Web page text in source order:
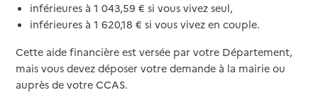
inférieures à 1 043,59 € si vous vivez seul,
inférieures à 1 620,18 € si vous vivez en couple.
Cette aide financière est versée par votre Département,
mais vous devez déposer votre demande à la mairie ou
auprès de votre CCAS.